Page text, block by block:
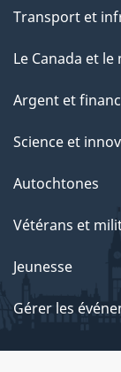
Transport et
Le Canada et le
Argent et
Science et
Autochtones
Vétérans et
Jeunesse
Gérer les